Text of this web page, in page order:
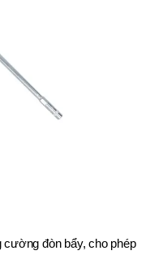
đòn bẩy, cho phép